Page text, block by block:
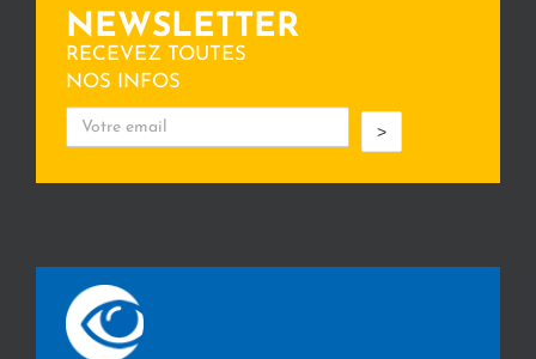
NEWSLETTER
RECEVEZ TOUTES
NOS INFOS
>